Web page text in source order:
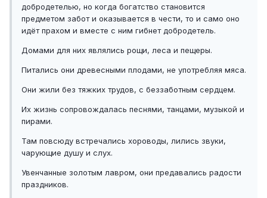
добродетелью, но когда богатство становится
предметом забот и оказывается в чести, то и само оно
идёт прахом и вместе с ним гибнет добродетель.
Домами для них являлись рощи, леса и пещеры.
Питались они древесными плодами, не употребляя мяса.
Они жили без тяжких трудов, с беззаботным сердцем.
Их жизнь сопровождалась песнями, танцами, музыкой и
пирами.
Там повсюду встречались хороводы, лились звуки,
чарующие душу и слух.
Увенчанные золотым лавром, они предавались радости
праздников.